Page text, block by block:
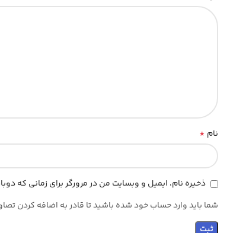
نام *
ذخیره نام، ایمیل و وبسایت من در مرورگر برای زمانی که
شما باید وارد حساب خود شده باشید تا قادر به اضافه کردن